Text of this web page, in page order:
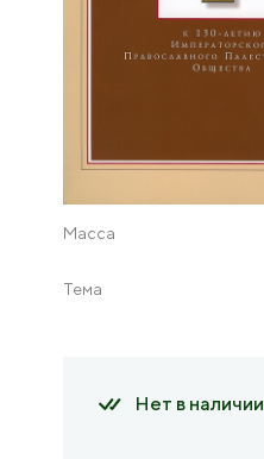
Масса
Тема
Нет в наличии